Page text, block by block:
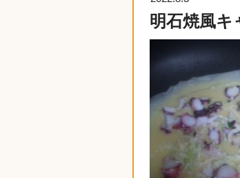
明石焼風キ